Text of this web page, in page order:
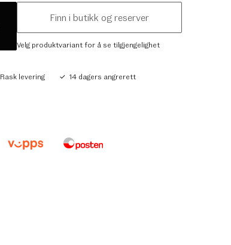
Finn i butikk og reserver
Velg produktvariant for å se tilgjengelighet
Rask levering 14 dagers angrerett